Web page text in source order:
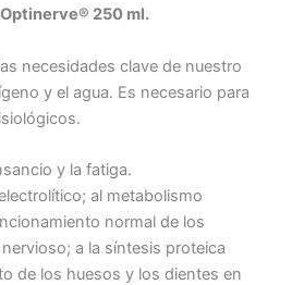
250 ml.
necesidades clave de nuestro
y el agua. Es necesario para
y la fatiga.
al metabolismo
normal de los
a la síntesis proteica
de los huesos y los dientes en